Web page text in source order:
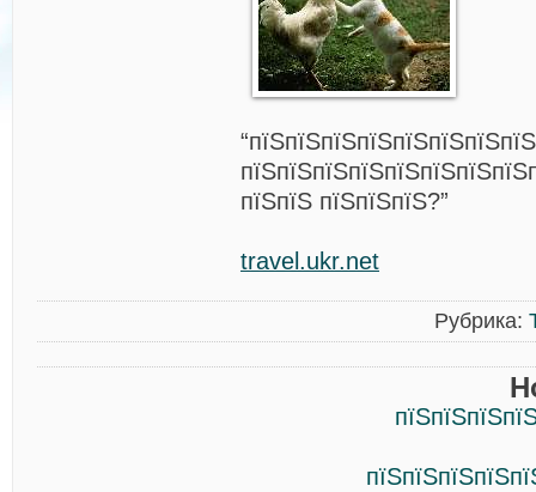
пїЅпїЅ пїЅпїЅпїЅ?”
travel.ukr.net
Рубрика: